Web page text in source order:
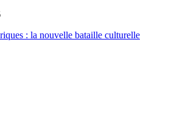
: la nouvelle bataille culturelle